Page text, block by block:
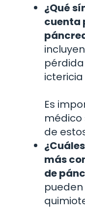
¿Qué
cuenta
Es
médico
de
más
de